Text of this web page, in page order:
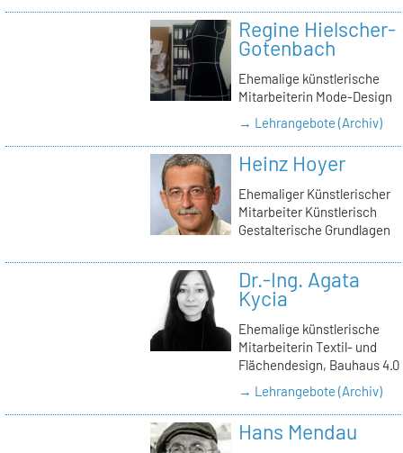
Regine Hielscher-
Gotenbach
Ehemalige künstlerische
Mitarbeiterin Mode-Design
→ Lehrangebote (Archiv)
Heinz Hoyer
Ehemaliger Künstlerischer
Mitarbeiter Künstlerisch
Gestalterische Grundlagen
Dr.-Ing. Agata
Kycia
Ehemalige künstlerische
Mitarbeiterin Textil- und
Flächendesign, Bauhaus 4.0
→ Lehrangebote (Archiv)
Hans Mendau